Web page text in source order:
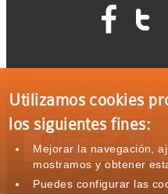
 
Utilizamos cookies
los siguientes fines:
Mejorar la navegación,
mostramos y obtener
Puedes configurar las